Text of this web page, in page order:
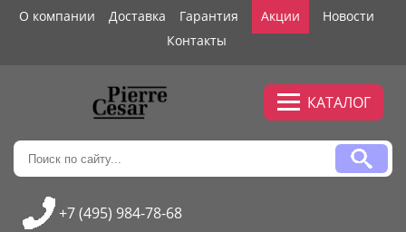
О компании Доставка Гарантия Акции
Новости
Контакты
КАТАЛОГ
+7 (495) 984-78-68